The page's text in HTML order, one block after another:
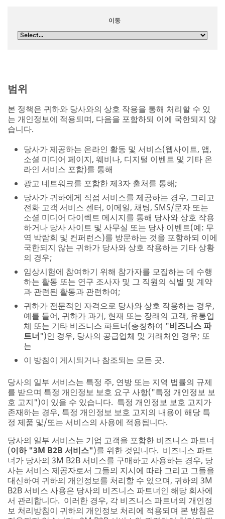
이동
범위
본 정책은 귀하와 당사와의 상호 작용을 통해 처리할 수 있
는 개인정보에 적용되며, 다음을 포함하되 이에 국한되지 않
습니다.
당사가 제공하는 온라인 활동 및 서비스(웹사이트, 앱,
소셜 미디어 페이지, 웨비나, 디지털 이벤트 및 기타 온
라인 서비스 포함)를 통해
광고 네트워크를 포함한 제3자 출처를 통해;
당사가 귀하에게 직접 서비스를 제공하는 경우, 그리고
전화 고객 서비스 센터, 이메일, 채팅, SMS/문자 또는
소셜 미디어 다이렉트 메시지를 통해 당사와 상호 작용
하거나 당사 사이트 및 사무실 또는 당사 이벤트(예: 무
역 박람회 및 컨퍼런스)를 방문하는 것을 포함하되 이에
국한되지 않는 귀하가 당사와 상호 작용하는 기타 상황
의 경우;
임상시험에 참여하기 위해 참가자를 모집하는 데 수행
하는 활동 또는 연구 조사자 및 그 직원의 식별 및 계약
과 관련된 활동과 관련하여;
귀하가 전문적인 자격으로 당사와 상호 작용하는 경우,
예를 들어, 귀하가 과거, 현재 또는 장래의 고객, 유통업
체 또는 기타 비즈니스 파트너(총칭하여 "비즈니스 파
트너")인 경우, 당사의 공급업체 및 거래처인 경우; 또
는
이 방침이 게시되거나 참조되는 모든 곳.
당사의 일부 서비스는 특정 주, 연방 또는 지역 법률의 규제
를 받으며 특정 개인정보 보호 요구 사항("특정 개인정보 보
호 고지")이 있을 수 있습니다. 특정 개인정보 보호 고지가
존재하는 경우, 특정 개인정보 보호 고지의 내용이 해당 특
정 제품 및/또는 서비스의 사용에 적용됩니다.
당사의 일부 서비스는 기업 고객을 포함한 비즈니스 파트너
(이하 "3M B2B 서비스")를 위한 것입니다. 비즈니스 파트
너가 당사의 3M B2B 서비스를 구매하고 사용하는 경우, 당
사는 서비스 제공자로서 그들의 지시에 따라 그리고 그들을
대신하여 귀하의 개인정보를 처리할 수 있으며, 귀하의 3M
B2B 서비스 사용은 당사의 비즈니스 파트너인 해당 회사에
서 관리합니다. 이러한 경우, 각 비즈니스 파트너의 개인정
보 처리방침이 귀하의 개인정보 처리에 적용되며 본 방침은